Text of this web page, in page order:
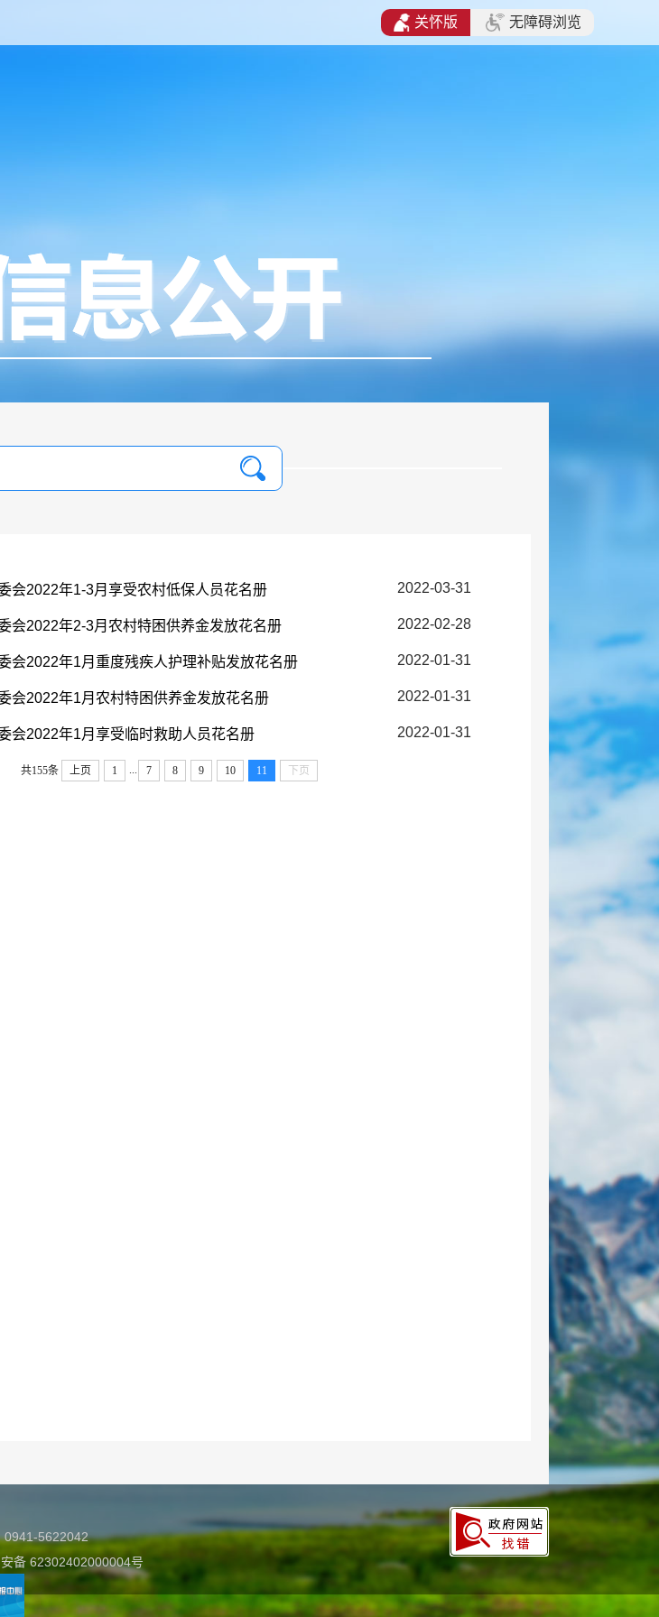
关怀版 无障碍浏览
会2022年1-3月享受农村低保人员花名册 2022-03-31
会2022年2-3月农村特困供养金发放花名册 2022-02-28
会2022年1月重度残疾人护理补贴发放花名册 2022-01-31
会2022年1月农村特困供养金发放花名册 2022-01-31
会2022年1月享受临时救助人员花名册 2022-01-31
共155条 上页 1 7 8 9 10 11 下页
0941-5622042
备 62302402000004号